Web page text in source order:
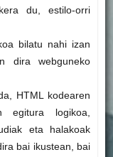
du, estilo-orri
bilatu nahi izan
dira webguneko
HTML kodearen
egitura logikoa,
eta halakoak
bai ikustean, bai